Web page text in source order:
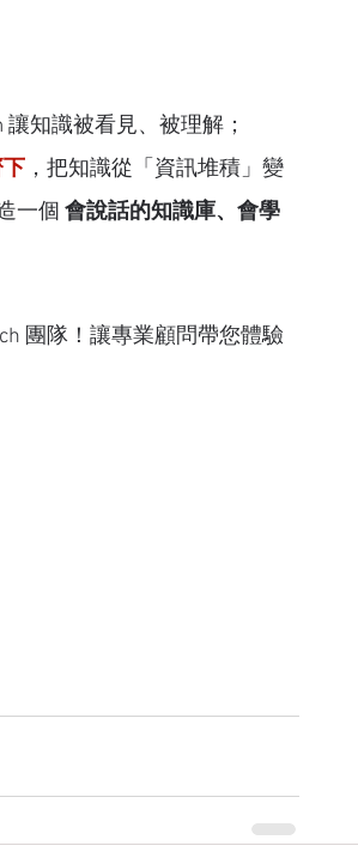
知識被看見、被理解；
，把知識從「資訊堆積」變
一個 會說話的知識庫、會學
團隊！讓專業顧問帶您體驗